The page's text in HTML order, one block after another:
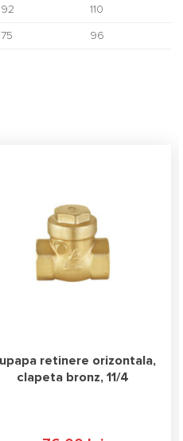
92 110
75 96
retinere orizontala,
clapeta bronz, 11/4